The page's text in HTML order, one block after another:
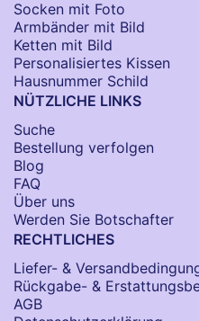
Socken​ mit Foto
Armbänder mit Bild​
Ketten mit Bild
Personalisiertes Kissen
Hausnummer Schild
NÜTZLICHE LINKS
Suche
Bestellung verfolgen
Blog
FAQ
Über uns
Werden Sie Botschafter
RECHTLICHES
Liefer- &
Rückgabe- &
AGB